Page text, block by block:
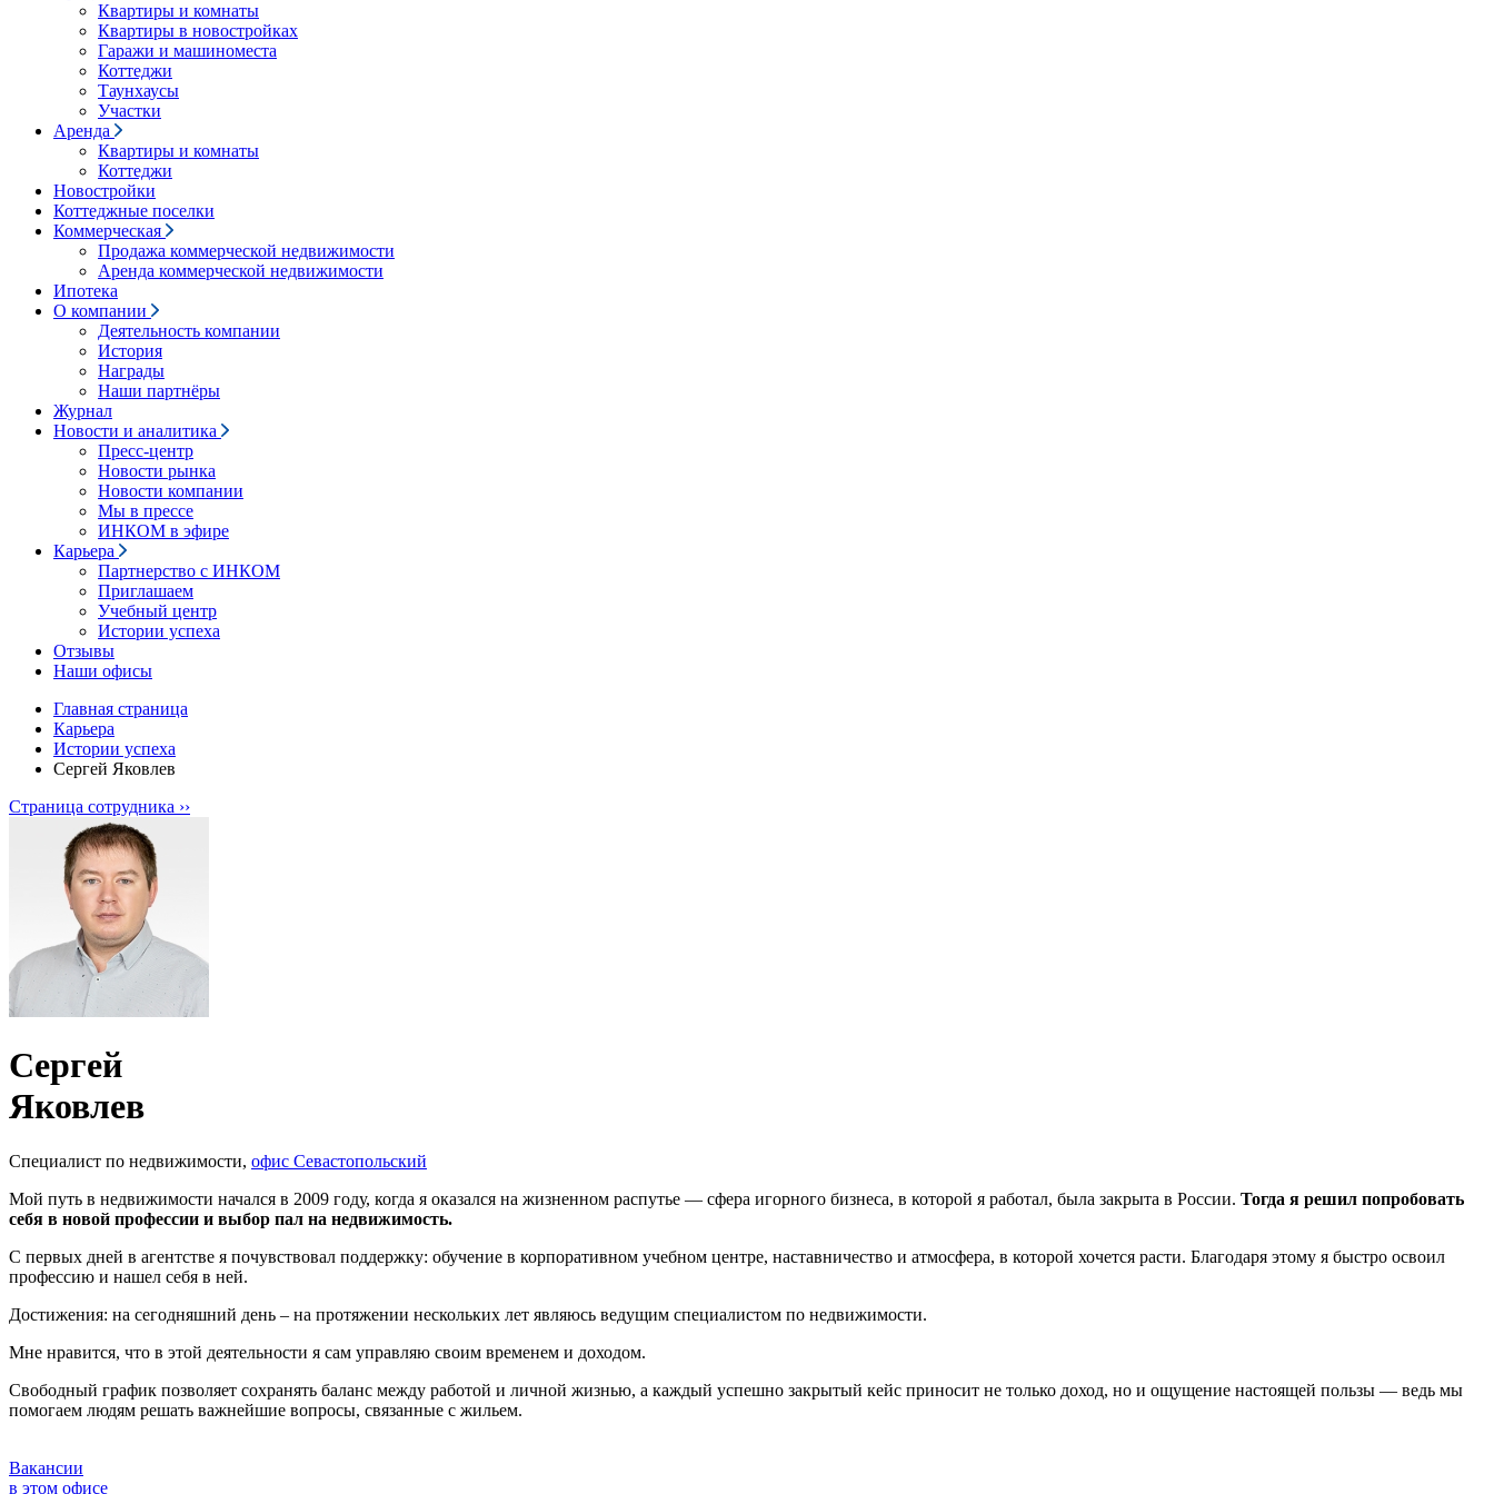
Квартиры и комнаты
Квартиры в новостройках
Гаражи и машиноместа
Коттеджи
Таунхаусы
Участки
Аренда
Квартиры и комнаты
Коттеджи
Новостройки
Коттеджные поселки
Коммерческая
Продажа коммерческой недвижимости
Аренда коммерческой недвижимости
Ипотека
О компании
Деятельность компании
История
Награды
Наши партнёры
Журнал
Новости и аналитика
Пресс-центр
Новости рынка
Новости компании
Мы в прессе
ИНКОМ в эфире
Карьера
Партнерство с ИНКОМ
Приглашаем
Учебный центр
Истории успеха
Отзывы
Наши офисы
Главная страница
Карьера
Истории успеха
Сергей Яковлев
Страница сотрудника ››
Сергей
Яковлев
Специалист по недвижимости, офис Севастопольский
Мой путь в недвижимости начался в 2009 году, когда я оказался на жизненном распутье — сфера игорного бизнеса, в которой я работал, была закрыта в России. Тогда я решил попробовать
себя в новой профессии и выбор пал на недвижимость.
С первых дней в агентстве я почувствовал поддержку: обучение в корпоративном учебном центре, наставничество и атмосфера, в которой хочется расти. Благодаря этому я быстро освоил
профессию и нашел себя в ней.
Достижения: на сегодняшний день – на протяжении нескольких лет являюсь ведущим специалистом по недвижимости.
Мне нравится, что в этой деятельности я сам управляю своим временем и доходом.
Свободный график позволяет сохранять баланс между работой и личной жизнью, а каждый успешно закрытый кейс приносит не только доход, но и ощущение настоящей пользы — ведь мы
помогаем людям решать важнейшие вопросы, связанные с жильем.
Вакансии
в этом офисе